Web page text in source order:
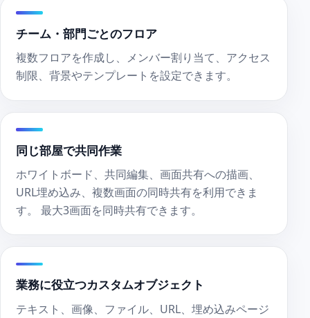
チーム・部門ごとのフロア
複数フロアを作成し、メンバー割り当て、アクセス
制限、背景やテンプレートを設定できます。
同じ部屋で共同作業
ホワイトボード、共同編集、画面共有への描画、
URL埋め込み、複数画面の同時共有を利用できま
す。 最大3画面を同時共有できます。
業務に役立つカスタムオブジェクト
テキスト、画像、ファイル、URL、埋め込みページ